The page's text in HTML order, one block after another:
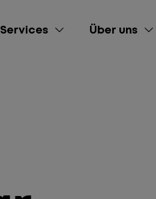
Services Über uns